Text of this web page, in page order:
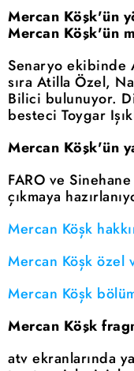
Mercan Köşk'ün
Mercan Köşk'ün
Senaryo ekibinde
sıra Atilla Özel,
Bilici bulunuyor.
besteci Toygar
Mercan Köşk'ün
FARO ve
çıkmaya
Mercan Köşk
Mercan Köşk özel
Mercan Köşk
Mercan Köşk
atv ekranlarında